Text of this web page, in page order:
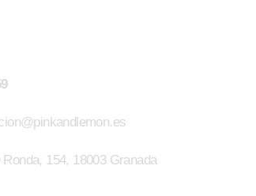
154, 18003 Granada